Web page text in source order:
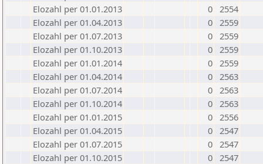
Elozahl per 01.01.2013
0 2554
Elozahl per 01.04.2013
0 2559
Elozahl per 01.07.2013
0 2559
Elozahl per 01.10.2013
0 2559
Elozahl per 01.01.2014
0 2559
Elozahl per 01.04.2014
0 2563
Elozahl per 01.07.2014
0 2563
Elozahl per 01.10.2014
0 2563
Elozahl per 01.01.2015
0 2556
Elozahl per 01.04.2015
0 2547
Elozahl per 01.07.2015
0 2547
Elozahl per 01.10.2015
0 2547